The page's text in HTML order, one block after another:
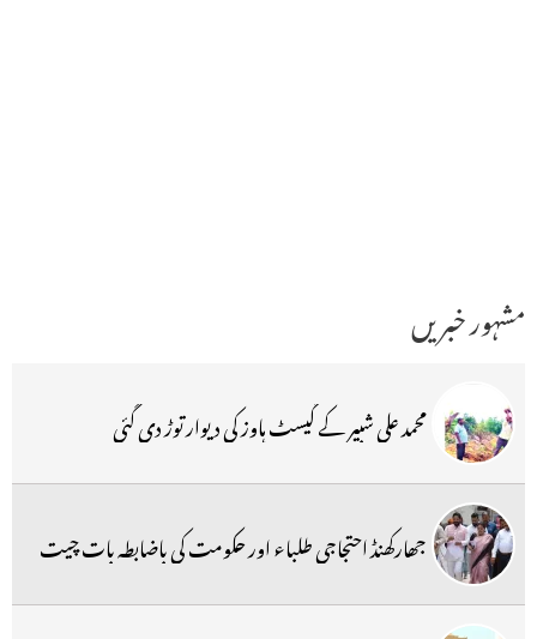
مشہور خبریں
محمد علی شبیر کے گیسٹ ہاوز کی دیوار توڑ دی گئی
جھارکھنڈ احتجاجی طلباء اور حکومت کی باضابطہ بات چیت